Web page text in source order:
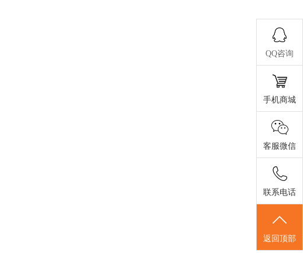
QQ咨询
手机商城
客服微信
联系电话
返回顶部